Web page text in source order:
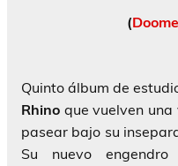
(
Quinto álbum de
Rhino que vuelven
pasear bajo su
Su nuevo